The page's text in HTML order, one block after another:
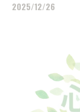
2025/12/26